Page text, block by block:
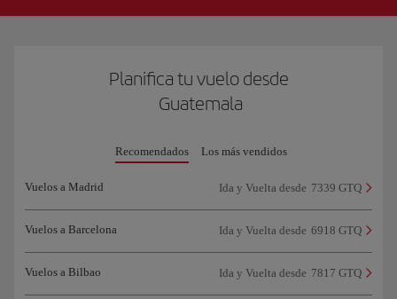
Planifica tu vuelo desde
Guatemala
Recomendados Los más vendidos
Vuelos a Madrid Ida y Vuelta desde 7339 GTQ
Vuelos a Barcelona Ida y Vuelta desde 6918 GTQ
Vuelos a Bilbao Ida y Vuelta desde 7817 GTQ